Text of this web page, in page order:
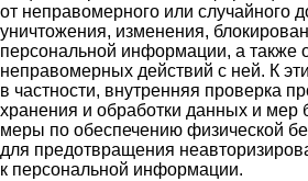
от неправомерного или случайного
уничтожения, изменения,
персональной информации, а также
неправомерных действий с ней. К
в частности, внутренняя проверка
хранения и обработки данных и мер
меры по обеспечению физической
для предотвращения
к персональной информации.